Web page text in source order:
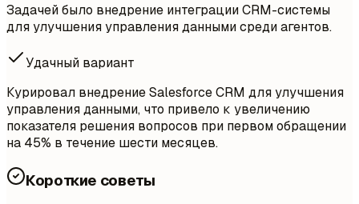
Задачей было внедрение интеграции CRM-системы
для улучшения управления данными среди агентов.
Удачный вариант
Курировал внедрение Salesforce CRM для улучшения
управления данными, что привело к увеличению
показателя решения вопросов при первом обращении
на 45% в течение шести месяцев.
Короткие советы